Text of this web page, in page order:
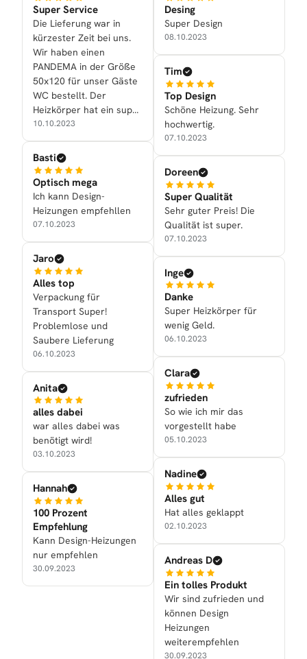
Super Service
Die Lieferung war in
kürzester Zeit bei uns.
Wir haben einen
PANDEMA in der Größe
50x120 für unser Gäste
WC bestellt. Der
Heizkörper hat ein super
Design und die
Heizleistung ist mehr als
genügend! Danke an das
ganze Team!
10.10.2023
Basti
Optisch mega
Ich kann Design-
Heizungen empfehllen
07.10.2023
Jaro
Alles top
Verpackung für
Transport Super!
Problemlose und
Saubere Lieferung
06.10.2023
Anita
alles dabei
war alles dabei was
benötigt wird!
03.10.2023
Hannah
100 Prozent
Empfehlung
Kann Design-Heizungen
nur empfehlen
30.09.2023
Desing
Super Design
08.10.2023
Tim
Top Design
Schöne Heizung. Sehr
hochwertig.
07.10.2023
Doreen
Super Qualität
Sehr guter Preis! Die
Qualität ist super.
07.10.2023
Inge
Danke
Super Heizkörper für
wenig Geld.
06.10.2023
Clara
zufrieden
So wie ich mir das
vorgestellt habe
05.10.2023
Nadine
Alles gut
Hat alles geklappt
02.10.2023
Andreas D
Ein tolles Produkt
Wir sind zufrieden und
können Design
Heizungen
weiterempfehlen
30.09.2023